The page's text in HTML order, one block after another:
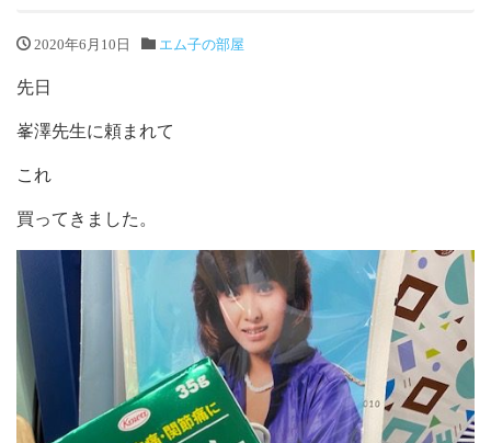
2020年6月10日 エム子の部屋
先日
峯澤先生に頼まれて
これ
買ってきました。